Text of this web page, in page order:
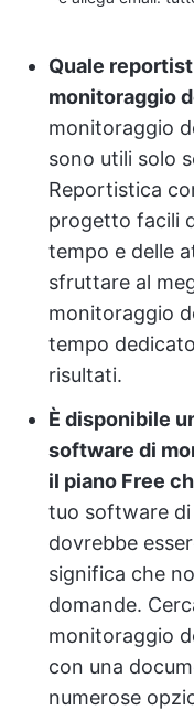
Quale
monitoraggio
monitoraggio
sono utili solo
Reportistica
progetto facili
tempo e delle
sfruttare al
monitoraggio
tempo
risultati.
È disponibile
software di
il piano Free
tuo software
dovrebbe
significa che
domande.
monitoraggio
con una
numerose